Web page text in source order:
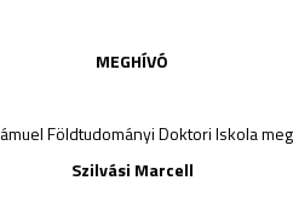
MEGHÍVÓ
Földtudományi Doktori Iskola
Szilvási Marcell